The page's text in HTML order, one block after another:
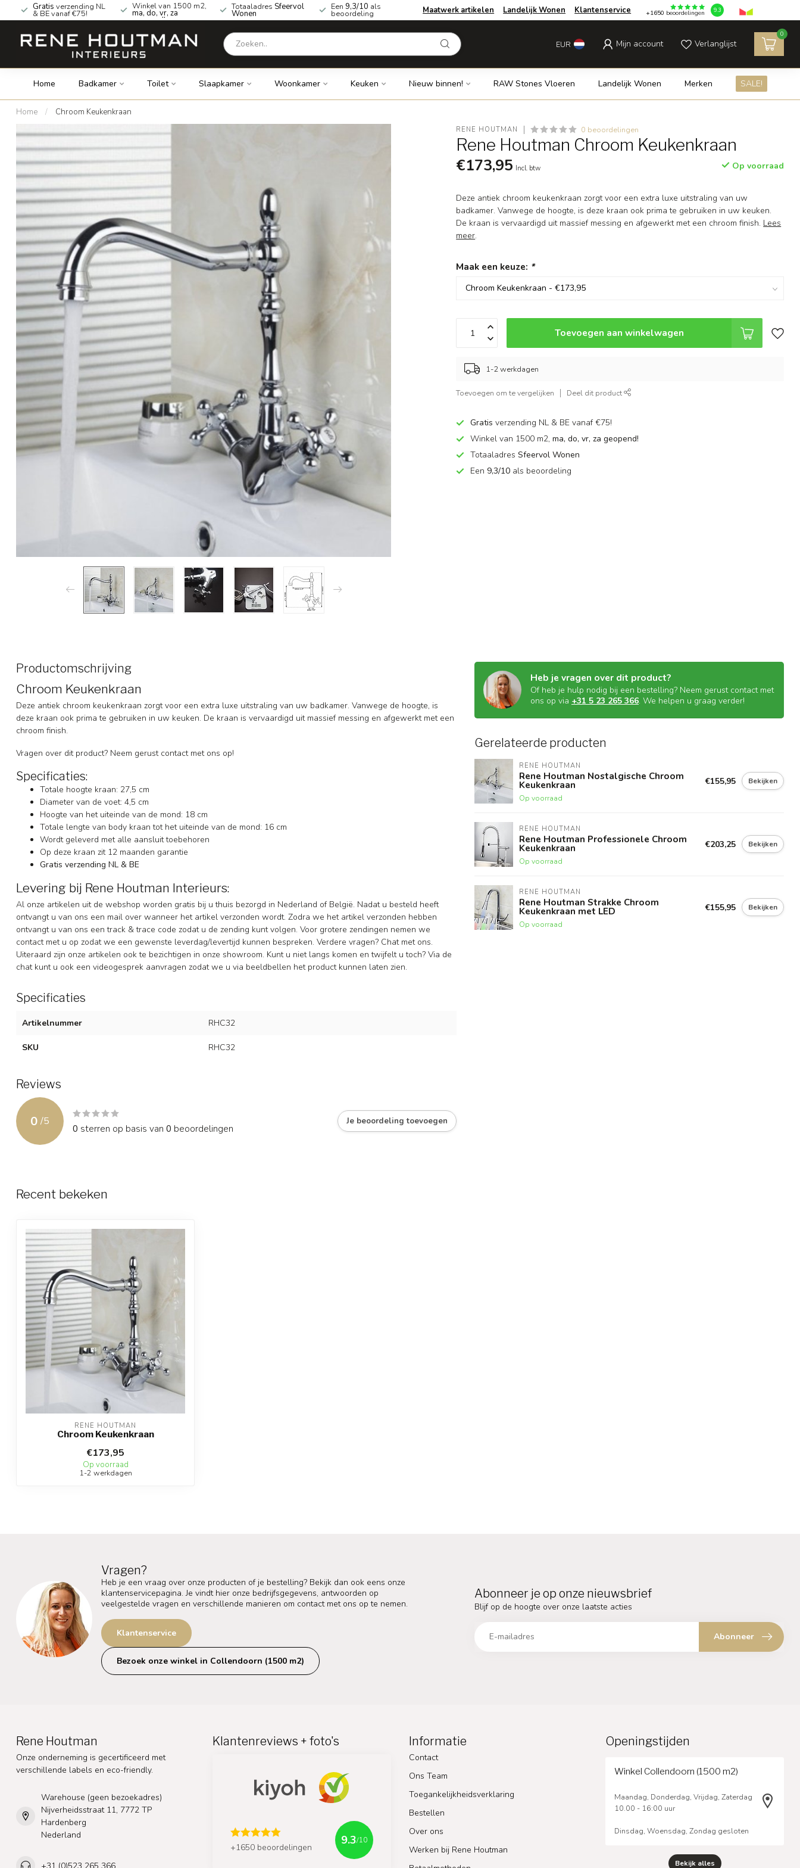
Gratis verzending NL
& BE vanaf €75!
Winkel van 1500 m2,
ma, do, vr, za
geopend!
Totaaladres Sfeervol
Wonen
Een 9,3/10 als
beoordeling Maatwerk artikelen Landelijk Wonen Klantenservice +1650 beoordelingen 9.3
EUR Mijn account Verlanglijst
0
Home Badkamer Toilet Slaapkamer Woonkamer Keuken Nieuw binnen! RAW Stones Vloeren Landelijk Wonen Merken SALE!
Home / Chroom Keukenkraan
RENE HOUTMAN 0 beoordelingen
Rene Houtman Chroom Keukenkraan
€173,95 Incl. btw Op voorraad
Deze antiek chroom keukenkraan zorgt voor een extra luxe uitstraling van uw
badkamer. Vanwege de hoogte, is deze kraan ook prima te gebruiken in uw keuken.
De kraan is vervaardigd uit massief messing en afgewerkt met een chroom finish. Lees
meer.
Maak een keuze: *
Toevoegen aan winkelwagen
1-2 werkdagen
Toevoegen om te vergelijken Deel dit product
Gratisverzending NL & BE vanaf €75!
Winkel van 1500 m2,ma, do, vr, za geopend!
TotaaladresSfeervol Wonen
Een 9,3/10 als beoordeling
Productomschrijving
Chroom Keukenkraan
Deze antiek chroom keukenkraan zorgt voor een extra luxe uitstraling van uw badkamer. Vanwege de hoogte, is
deze kraan ook prima te gebruiken in uw keuken. De kraan is vervaardigd uit massief messing en afgewerkt met een
chroom finish.
Vragen over dit product? Neem gerust contact met ons op!
Specificaties:
Totale hoogte kraan: 27,5 cm
Diameter van de voet: 4,5 cm
Hoogte van het uiteinde van de mond: 18 cm
Totale lengte van body kraan tot het uiteinde van de mond: 16 cm
Wordt geleverd met alle aansluit toebehoren
Op deze kraan zit 12 maanden garantie
Gratis verzending NL & BE
Levering bij Rene Houtman Interieurs:
Al onze artikelen uit de webshop worden gratis bij u thuis bezorgd in Nederland of België. Nadat u besteld heeft
ontvangt u van ons een mail over wanneer het artikel verzonden wordt. Zodra we het artikel verzonden hebben
ontvangt u van ons een track & trace code zodat u de zending kunt volgen. Voor grotere zendingen nemen we
contact met u op zodat we een gewenste leverdag/levertijd kunnen bespreken. Verdere vragen? Chat met ons.
Uiteraard zijn onze artikelen ook te bezichtigen in onze showroom. Kunt u niet langs komen en twijfelt u toch? Via de
chat kunt u ook een videogesprek aanvragen zodat we u via beeldbellen het product kunnen laten zien.
Specificaties
Artikelnummer RHC32
SKU RHC32
Reviews
0 /5
0 sterren op basis van 0 beoordelingen
Je beoordeling toevoegen
Heb je vragen over dit product?
Of heb je hulp nodig bij een bestelling? Neem gerust contact met
ons op via +31 5 23 265 366. We helpen u graag verder!
Gerelateerde producten
RENE HOUTMAN
Rene Houtman Nostalgische Chroom
Keukenkraan
Op voorraad
€155,95 Bekijken
RENE HOUTMAN
Rene Houtman Professionele Chroom
Keukenkraan
Op voorraad
€203,25 Bekijken
RENE HOUTMAN
Rene Houtman Strakke Chroom
Keukenkraan met LED
Op voorraad
€155,95 Bekijken
Recent bekeken
RENE HOUTMAN
Chroom Keukenkraan
€173,95
Op voorraad
1-2 werkdagen
Vragen?
Heb je een vraag over onze producten of je bestelling? Bekijk dan ook eens onze
klantenservicepagina. Je vindt hier onze bedrijfsgegevens, antwoorden op
veelgestelde vragen en verschillende manieren om contact met ons op te nemen.
Klantenservice
Bezoek onze winkel in Collendoorn (1500 m2)
Abonneer je op onze nieuwsbrief
Blijf op de hoogte over onze laatste acties
Abonneer
Rene Houtman
Onze onderneming is gecertificeerd met
verschillende labels en eco-friendly.
Warehouse (geen bezoekadres)
Nijverheidsstraat 11, 7772 TP
Hardenberg
Nederland
Klantenreviews + foto's
+1650 beoordelingen
9.3/10
Informatie
Contact
Ons Team
Toegankelijkheidsverklaring
Bestellen
Over ons
Werken bij Rene Houtman
Openingstijden
Winkel Collendoorn (1500 m2)
Maandag, Donderdag, Vrijdag, Zaterdag
10.00 - 16:00 uur
Dinsdag, Woensdag, Zondag gesloten
Bekijk alles